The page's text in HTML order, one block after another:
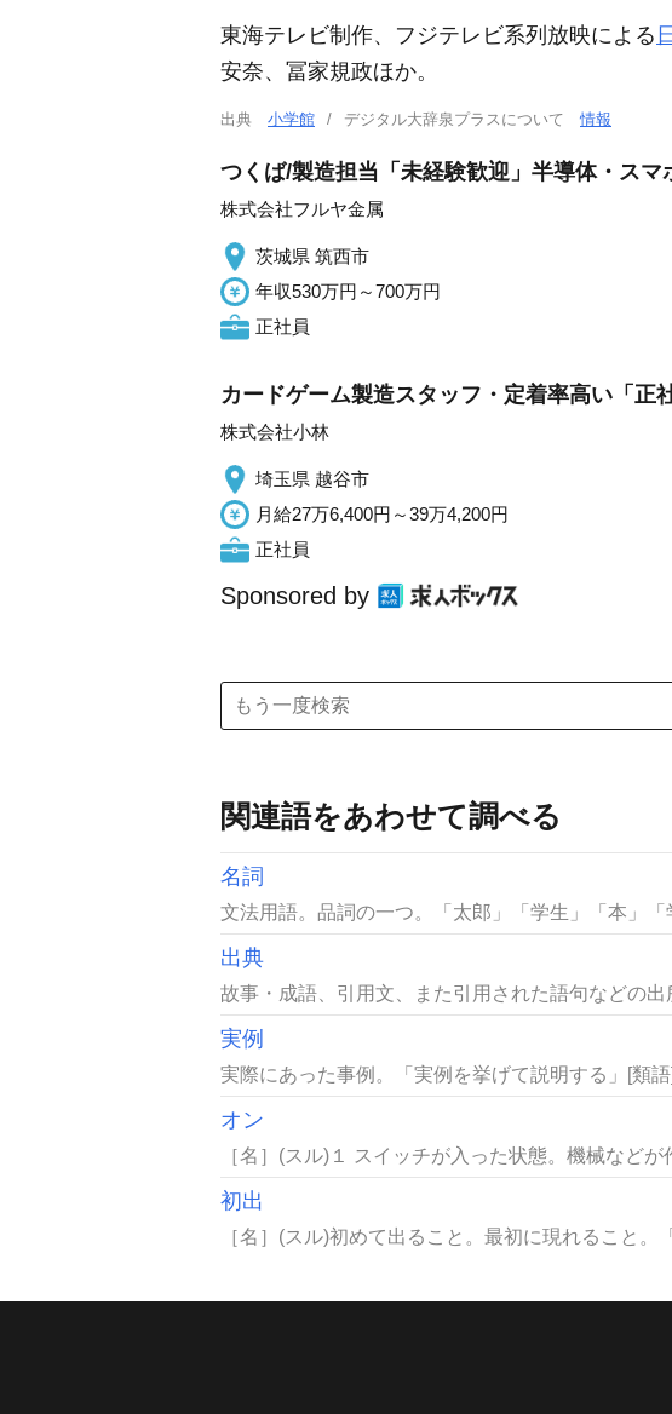
東海テレビ制作、フジテレビ系列放映による
安奈、冨家規政ほか。
出典 小学館 デジタル大辞泉プラスについて情報
つくば/製造担当「未経験歓迎」半導体・ス
株式会社フルヤ金属
茨城県 筑西市
年収530万円～700万円
正社員
カードゲーム製造スタッフ・定着率高い「正
株式会社小林
埼玉県 越谷市
月給27万6,400円～39万4,200円
正社員
Sponsored by
関連語をあわせて調べる
名詞
文法用語。品詞の一つ。「太郎」「学生」「本」
出典
故事・成語、引用文、また引用された語句などの
実例
実際にあった事例。「実例を挙げて説明する」[類
オン
［名］(スル)１ スイッチが入った状態。機械など
初出
［名］(スル)初めて出ること。最初に現れること